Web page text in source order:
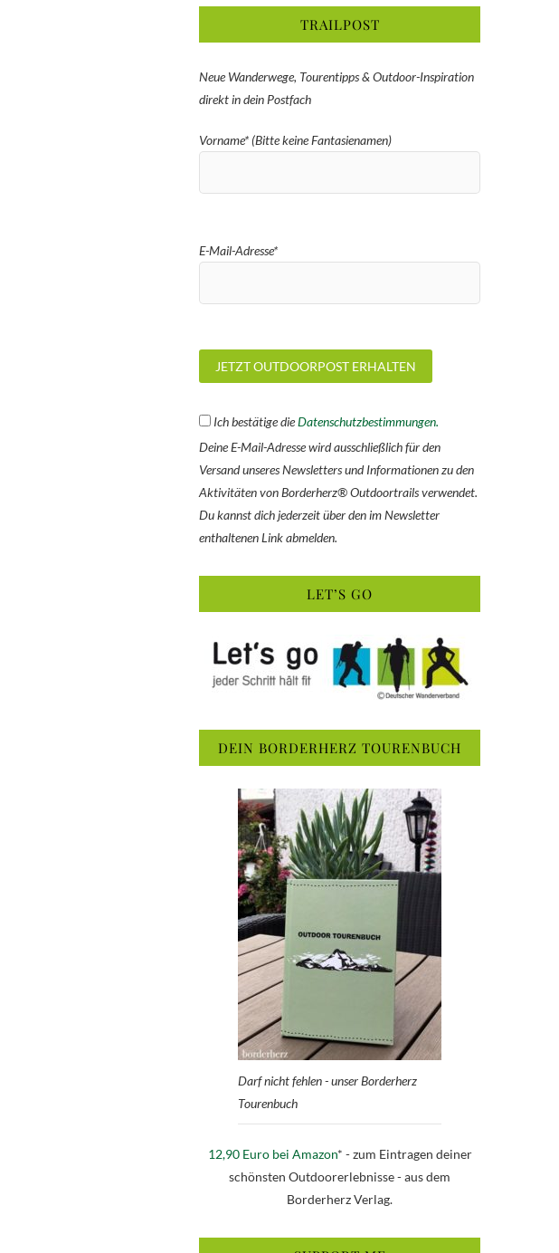
TRAILPOST
Neue Wanderwege, Tourentipps & Outdoor-Inspiration
direkt in dein Postfach
Vorname* (Bitte keine Fantasienamen)
E-Mail-Adresse*
Ich bestätige dieDatenschutzbestimmungen.
Deine E-Mail-Adresse wird ausschließlich für den
Versand unseres Newsletters und Informationen zu den
Aktivitäten von Borderherz® Outdoortrails verwendet.
Du kannst dich jederzeit über den im Newsletter
enthaltenen Link abmelden.
LET’S GO
DEIN BORDERHERZ TOURENBUCH
Darf nicht fehlen - unser Borderherz
Tourenbuch
12,90 Euro bei Amazon* - zum Eintragen deiner
schönsten Outdoorerlebnisse - aus dem
Borderherz Verlag.